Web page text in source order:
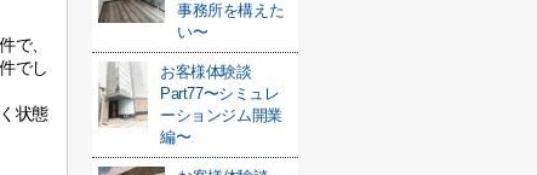
で、
でし
状態
事務所を構えた
い〜
お客様体験談
Part77〜シミュレ
ーションジム開業
編〜